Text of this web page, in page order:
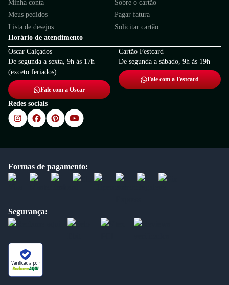
Minha conta
Meus pedidos
Lista de desejos
Sobre o cartão
Pagar fatura
Solicitar cartão
Horário de atendimento
Oscar Calçados
De segunda a sexta, 9h às 17h
(exceto feriados)
Fale com a Oscar
Cartão Festcard
De segunda a sábado, 9h às 19h
Fale com a Festcard
Redes sociais
Formas de pagamento:
Segurança:
Verificada por